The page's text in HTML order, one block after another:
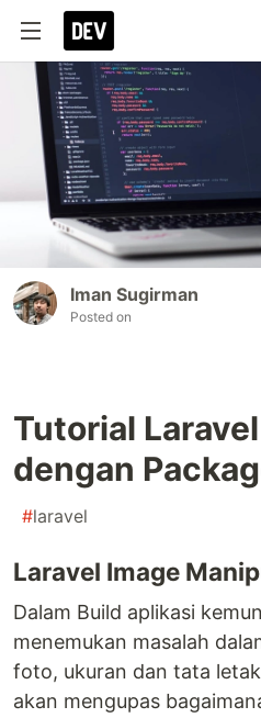
Iman Sugirman
Posted on
Tutorial
dengan
#laravel
Laravel Image
Dalam Build aplikasi
menemukan masalah
foto, ukuran dan tata
akan mengupas